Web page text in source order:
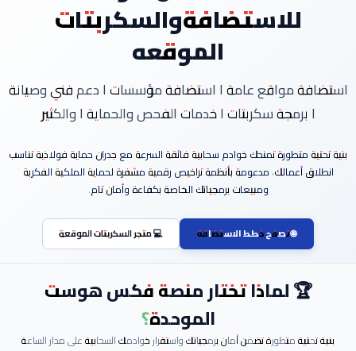
منصة فكس هوست
للاستضافةوالسكربتات
الموقعه
استضافة مواقع عامة I استضافة مؤسسات I دعم فني وصيانة
تمنحك خوادم سحابية فائقة السرعة مع جدران حماية فولاذية تناسب
مدعومة بأنظمة تراخيص رقمية مشفرة لحماية الملكية الفكرية
💻 متجر السكربتات الموقعة